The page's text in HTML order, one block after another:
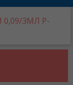
3МЛ Р-